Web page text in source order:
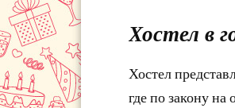
Хостел в
Хостел
где по закону